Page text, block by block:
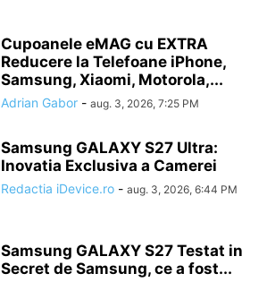
Cupoanele eMAG cu EXTRA
Reducere la Telefoane iPhone,
Samsung, Xiaomi, Motorola,...
Adrian Gabor - aug. 3, 2026, 7:25 PM
Samsung GALAXY S27 Ultra:
Inovatia Exclusiva a Camerei
Redactia iDevice.ro - aug. 3, 2026, 6:44 PM
Samsung GALAXY S27 Testat in
Secret de Samsung, ce a fost...